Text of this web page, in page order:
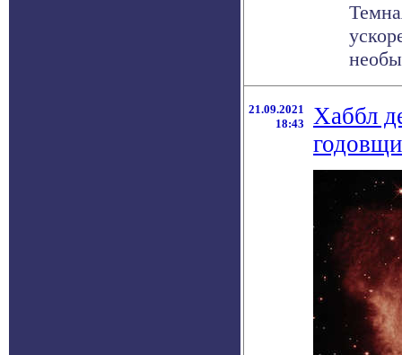
21.09.2021
18:43
Хаббл